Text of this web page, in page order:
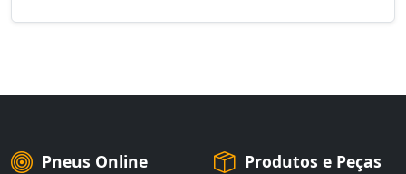
Pneus Online Produtos e Peças